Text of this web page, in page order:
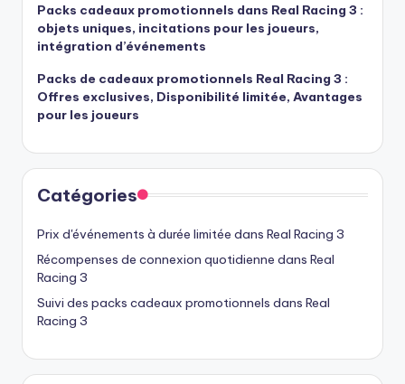
Packs cadeaux promotionnels dans Real Racing 3 :
objets uniques, incitations pour les joueurs,
intégration d’événements
Packs de cadeaux promotionnels Real Racing 3 :
Offres exclusives, Disponibilité limitée, Avantages
pour les joueurs
Catégories
Prix d'événements à durée limitée dans Real Racing 3
Récompenses de connexion quotidienne dans Real
Racing 3
Suivi des packs cadeaux promotionnels dans Real
Racing 3